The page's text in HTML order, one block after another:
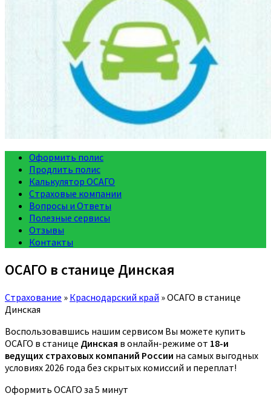
Оформить полис
Продлить полис
Калькулятор ОСАГО
Страховые компании
Вопросы и Ответы
Полезные сервисы
Отзывы
Контакты
ОСАГО в станице Динская
Страхование » Краснодарский край »ОСАГО в станице
Динская
Воспользовавшись нашим сервисом Вы можете купить
ОСАГО в станице Динская в онлайн-режиме от 18-и
ведущих страховых компаний России на самых выгодных
условиях 2026 года без скрытых комиссий и переплат!
Оформить ОСАГО за 5 минут